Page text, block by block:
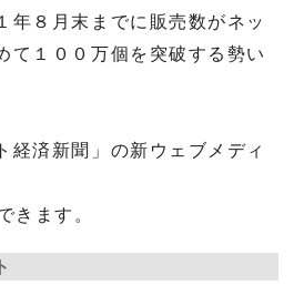
年８月末までに販売数がネッ
て１００万個を突破する勢い
経済新聞」の新ウェブメディ
きます。